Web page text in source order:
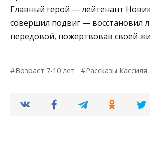
Главный герой — лейтенант
совершил подвиг — восстановил
передовой, пожертвовав своей
Возраст 7-10 лет Рассказы Кассиля